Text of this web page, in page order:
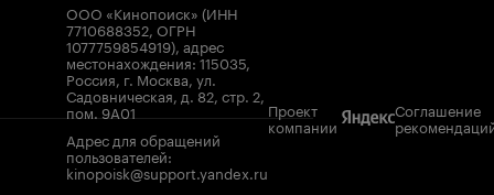
ООО «Кинопоиск» (ИНН
7710688352, ОГРН
1077759854919), адрес
местонахождения: 115035,
Россия, г. Москва, ул.
Садовническая, д. 82, стр. 2,
пом. 9А01
Адрес для обращений
пользователей:
kinopoisk@support.yandex.ru
Проект
компании
Соглашение